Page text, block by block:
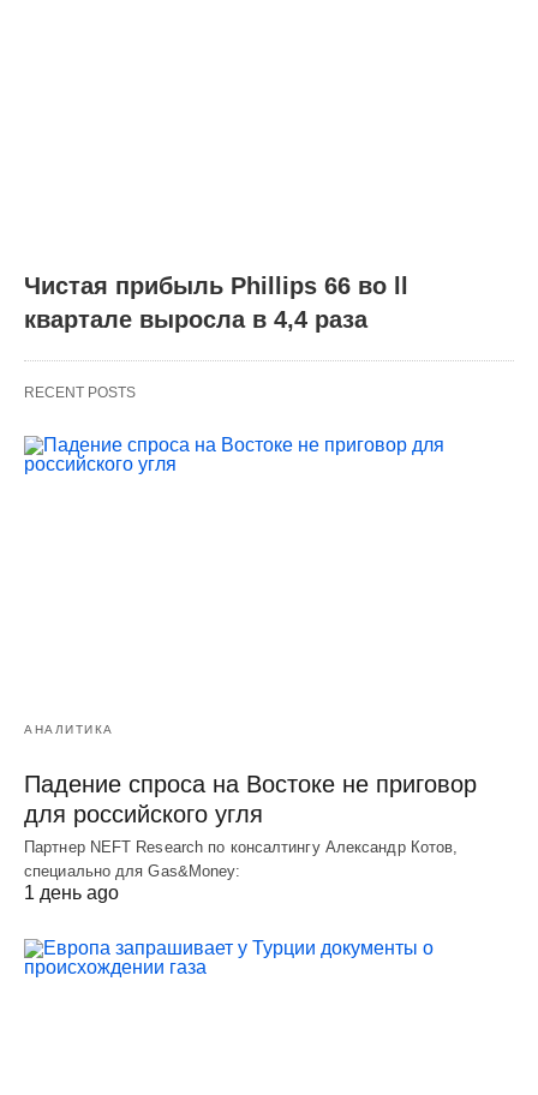
Чистая прибыль Phillips 66 во ll
квартале выросла в 4,4 раза
RECENT POSTS
АНАЛИТИКА
Падение спроса на Востоке не приговор
для российского угля
Партнер NEFT Research по консалтингу Александр Котов,
специально для Gas&Money:
1 день ago